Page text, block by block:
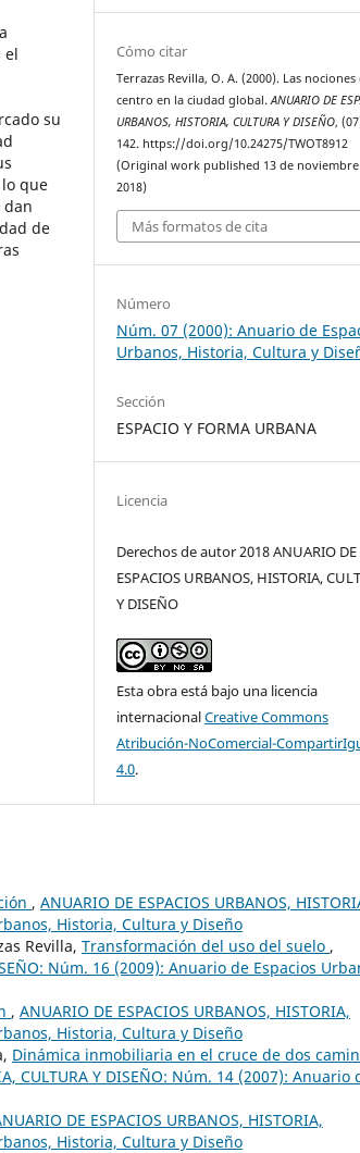
el
su
que
dan
de
Cómo citar
Terrazas Revilla, O. A. (2000). Las nociones
centro en la ciudad global.ANUARIO DE
URBANOS, HISTORIA, CULTURA Y DISEÑO,
142. https://doi.org/10.24275/TWOT8912
(Original work published 13 de
2018)
Más formatos de cita
Número
Núm. 07 (2000): Anuario de
Urbanos, Historia, Cultura y
Sección
ESPACIO Y FORMA URBANA
Licencia
Derechos de autor 2018 ANUARIO DE
ESPACIOS URBANOS, HISTORIA,
Y DISEÑO
Esta obra está bajo una licencia
internacionalCreative Commons
Atribución-NoComercial-
4.0.
, ANUARIO DE ESPACIOS URBANOS,
Historia, Cultura y Diseño
Revilla, Transformación del uso del suelo ,
Núm. 16 (2009): Anuario de Espacios
, ANUARIO DE ESPACIOS URBANOS, HISTORIA,
Historia, Cultura y Diseño
Dinámica inmobiliaria en el cruce de dos
CULTURA Y DISEÑO: Núm. 14 (2007): Anuario
DE ESPACIOS URBANOS, HISTORIA,
Historia, Cultura y Diseño